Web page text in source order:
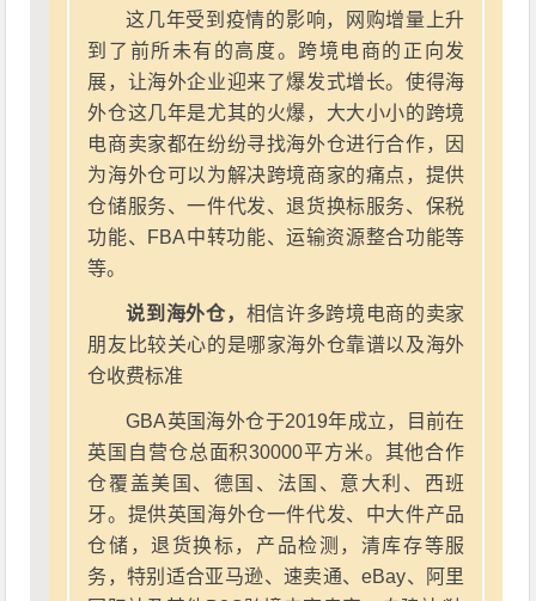
这几年受到疫情的影响，网购增量上升
到了前所未有的高度。跨境电商的正向发
展，让海外企业迎来了爆发式增长。使得海
外仓这几年是尤其的火爆，大大小小的跨境
电商卖家都在纷纷寻找海外仓进行合作，因
为海外仓可以为解决跨境商家的痛点，提供
仓储服务、一件代发、退货换标服务、保税
功能、FBA中转功能、运输资源整合功能等
等。
说到海外仓， 相信许多跨境电商的卖家
朋友比较关心的是哪家海外仓靠谱以及海外
仓收费标准
GBA英国海外仓于2019年成立，目前在
英国自营仓总面积30000平方米。其他合作
仓覆盖美国、德国、法国、意大利、西班
牙。提供英国海外仓一件代发、中大件产品
仓储，退货换标，产品检测，清库存等服
务，特别适合亚马逊、速卖通、eBay、阿里